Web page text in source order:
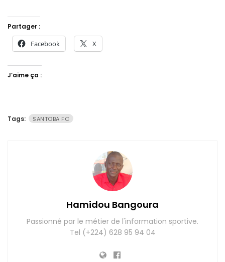
Partager :
Facebook X
J’aime ça :
Tags: SANTOBA FC
Hamidou Bangoura
Passionné par le métier de l'information sportive.
Tel (+224) 628 95 94 04